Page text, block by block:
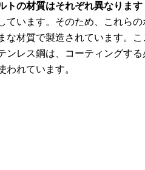
トの材質はそれぞれ異なります
ています。そのため、これら
な材質で製造されています。
ンレス鋼は、コーティングす
われています。